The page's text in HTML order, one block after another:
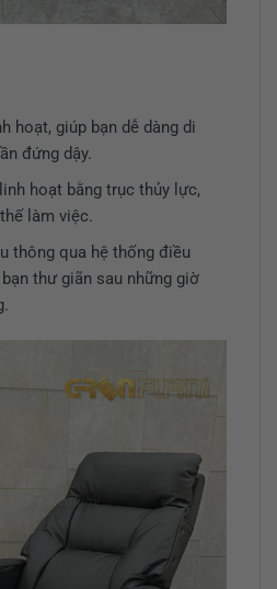
hoạt, giúp bạn dễ dàng di
đứng dậy.
hoạt bằng trục thủy lực,
làm việc.
thông qua hệ thống điều
thư giãn sau những giờ